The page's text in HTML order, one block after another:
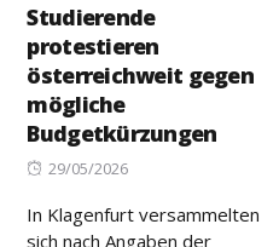
Studierende
protestieren
österreichweit gegen
mögliche
Budgetkürzungen
Posted
29/05/2026
In Klagenfurt versammelten
sich nach Angaben der